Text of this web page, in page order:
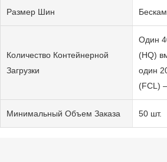
Размер Шин
Количество Контейнерной
Загрузки
Один
(HQ)
один
(FCL)
Минимальный Объем Заказа 50 шт.